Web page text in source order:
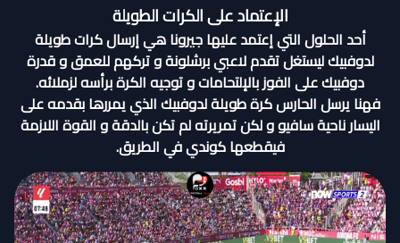
الإعتماد على الكرات الطويلة
أحد الحلول التي إعتمد عليها جيرونا هي إرسال كرات طويلة
لدوفبيك ليستغل تقدم لاعبي برشلونة و تركهم للعمق و قدرة
دوفبيك على الفوز بالإلتحامات و توجيه الكرة برأسه لزملائه.
فهنا يرسل الحارس كرة طويلة لدوفبيك الذي يمررها بقدمه على
اليسار ناحية سافيو و لكن تمريرته لم تكن بالدقة و القوة اللازمة
فيقطعها كوندي في الطريق.